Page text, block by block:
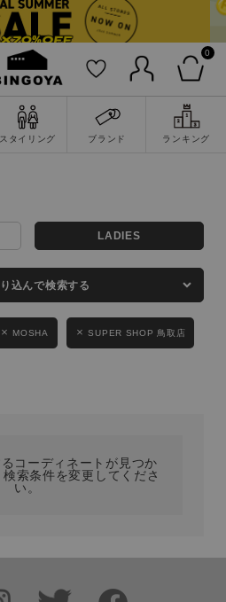
0
スタイリング ブランド ランキング
詳細検索
LADIES KIDS
LADIES
込んで検索する
MOSHA SUPER SHOP 鳥取店
コーディネートが見つか
索条件を変更してくださ
い。